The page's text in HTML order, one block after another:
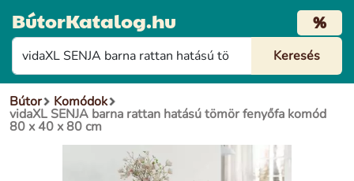
BútorKatalog.hu %
Bútor Komódok
vidaXL SENJA barna rattan hatású tömör fenyőfa komód
80 x 40 x 80 cm